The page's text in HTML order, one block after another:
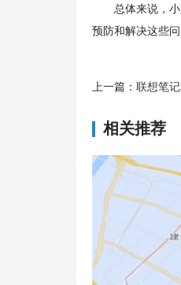
总体来说，小新
预防和解决这些
上一篇： 联想笔记
相关推荐